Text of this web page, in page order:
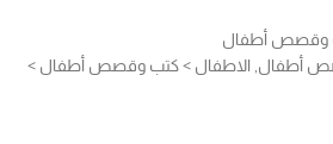
وقصص أطفال
أطفال, الاطفال > كتب وقصص أطفال >